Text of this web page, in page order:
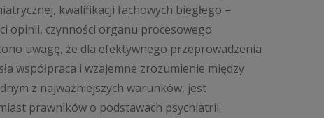
kwalifikacji fachowych biegłego –
opinii, czynności organu procesowego
uwagę, że dla efektywnego przeprowadzenia
współpraca i wzajemne zrozumienie między
z najważniejszych warunków, jest
prawników o podstawach psychiatrii.